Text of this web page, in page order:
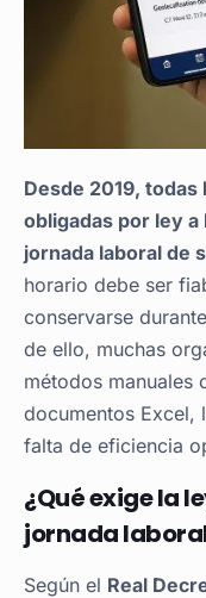
Desde 2019, todas
obligadas por ley
jornada laboral de
horario debe ser
conservarse
de ello, muchas
métodos manuales
documentos Excel,
falta de eficiencia
¿Qué exige la
jornada
Según el Real